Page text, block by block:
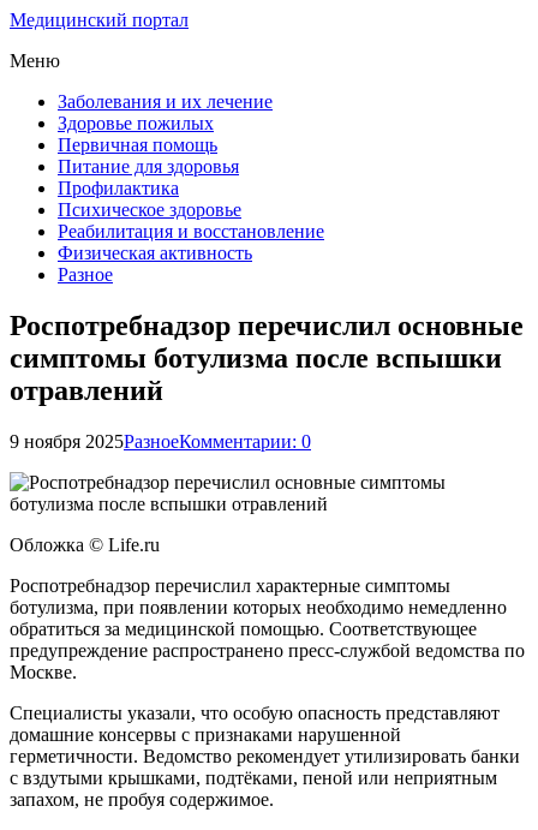
Медицинский портал
Меню
Заболевания и их лечение
Здоровье пожилых
Первичная помощь
Питание для здоровья
Профилактика
Психическое здоровье
Реабилитация и восстановление
Физическая активность
Разное
Роспотребнадзор перечислил основные
симптомы ботулизма после вспышки
отравлений
9 ноября 2025РазноеКомментарии: 0
Обложка © Life.ru
Роспотребнадзор перечислил характерные симптомы
ботулизма, при появлении которых необходимо немедленно
обратиться за медицинской помощью. Соответствующее
предупреждение распространено пресс-службой ведомства по
Москве.
Специалисты указали, что особую опасность представляют
домашние консервы с признаками нарушенной
герметичности. Ведомство рекомендует утилизировать банки
с вздутыми крышками, подтёками, пеной или неприятным
запахом, не пробуя содержимое.